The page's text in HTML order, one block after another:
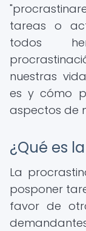
tareas o
todos
nuestras
es y cómo
aspectos de
¿Qué es
La
posponer
favor de